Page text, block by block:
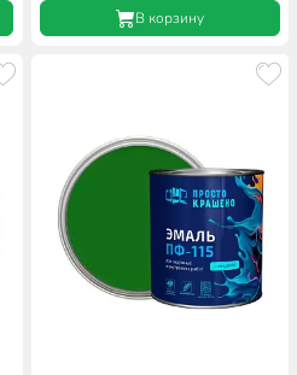
В корзину